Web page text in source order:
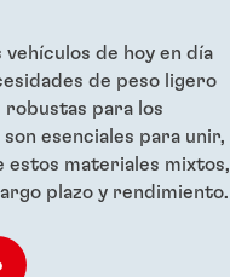
de hoy en día
de peso ligero
robustas para los
esenciales para unir,
materiales mixtos,
plazo y rendimiento.